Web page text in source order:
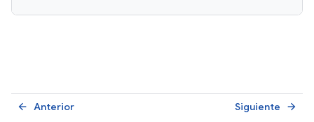
Anterior
arrow_back Siguiente arrow_forward